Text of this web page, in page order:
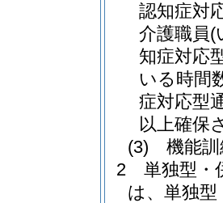
認知症対
介護職員(
知症対応
いる時間
症対応型
以上確保
(3)
機能
2
単独型・
は、単独型